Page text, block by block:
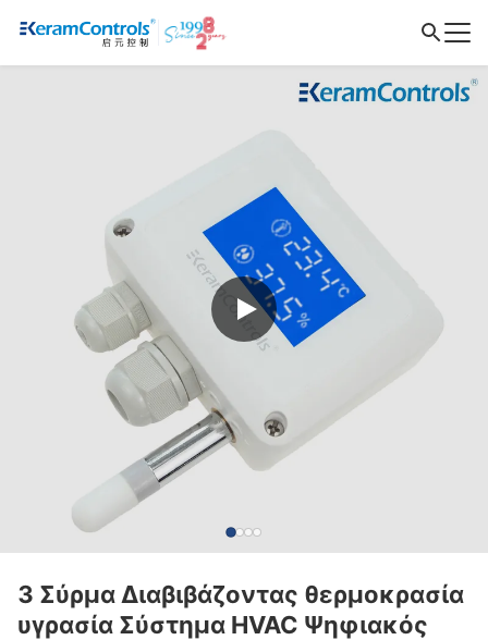
3 Σύρμα Διαβιβάζοντας θερμοκρασία
υγρασία Σύστημα HVAC Ψηφιακός